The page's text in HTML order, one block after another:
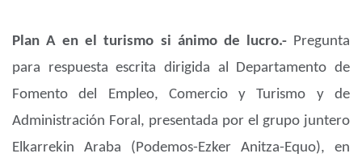
Plan A en el turismo si ánimo de lucro.- Pregunta
para respuesta escrita dirigida al Departamento de
Fomento del Empleo, Comercio y Turismo y de
Administración Foral, presentada por el grupo juntero
Elkarrekin Araba (Podemos-Ezker Anitza-Equo), en